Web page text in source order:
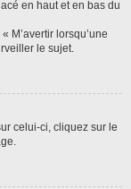
en haut et en bas du
M’avertir lorsqu’une
le sujet.
celui-ci, cliquez sur le